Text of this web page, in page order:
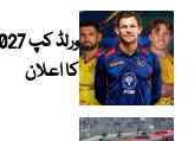
کا اعلان